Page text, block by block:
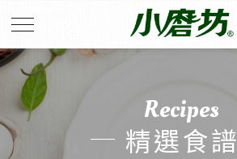
Recipes
精選食譜